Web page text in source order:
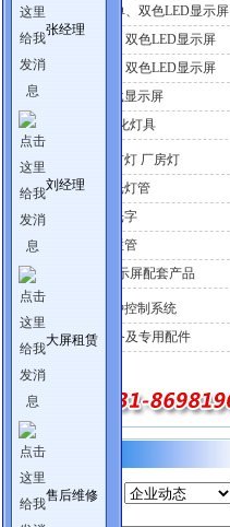
半户外单、双色LED显示屏
户外单、双色LED显示屏
室内单、双色LED显示屏
LED车载显示屏
LED照明亮化灯具
LED工矿灯 厂房灯
LED日光灯管
LED发光字
LED护栏管
LED电子显示屏配套产品
LED各种控制系统
辅助设备及专用配件
站内搜索
产品分类：
张经理
刘经理
大屏租赁
售后维修